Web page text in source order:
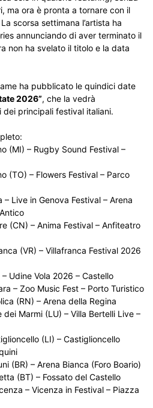
ma ora è pronta a tornare con il
scorsa settimana l’artista ha
annunciando di aver terminato il
non ha svelato il titolo e la data
ha pubblicato le quindici date
2026”, che la vedrà
principali festival italiani.
(MI) – Rugby Sound Festival –
(TO) – Flowers Festival – Parco
Live in Genova Festival – Arena
(CN) – Anima Festival – Anfiteatro
(VR) – Villafranca Festival 2026
Udine Vola 2026 – Castello
– Zoo Music Fest – Porto Turistico
(RN) – Arena della Regina
Marmi (LU) – Villa Bertelli Live –
(LI) – Castiglioncello
(BR) – Arena Bianca (Foro Boario)
(BT) – Fossato del Castello
– Vicenza in Festival – Piazza